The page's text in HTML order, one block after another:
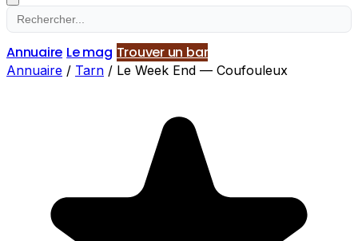
Annuaire Le mag Trouver un bar
Annuaire / Tarn / Le Week End — Coufouleux